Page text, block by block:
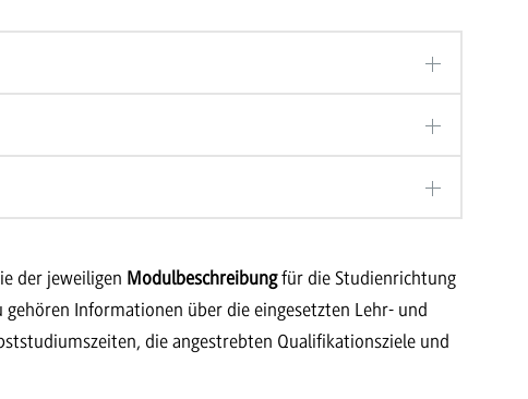
der jeweiligen Modulbeschreibungfür die Studienrichtung
Informationen über die eingesetzten Lehr- und
die angestrebten Qualifikationsziele und